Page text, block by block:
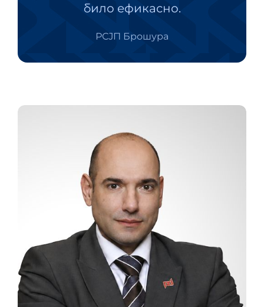
било ефикасно.
РСЈП Брошура